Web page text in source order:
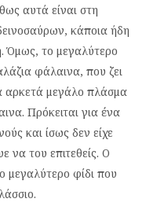
αυτά είναι στη
κάποια ήδη
Όμως, το μεγαλύτερο
φάλαινα, που ζει
αρκετά μεγάλο πλάσμα
Πρόκειται για ένα
και ίσως δεν είχε
να του επιτεθείς. Ο
φίδι που